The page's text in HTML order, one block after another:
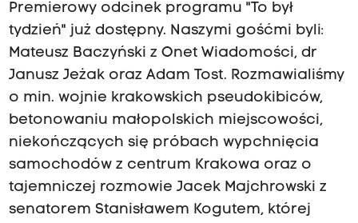
Premierowy odcinek programu "To był
tydzień" już dostępny. Naszymi gośćmi byli:
Mateusz Baczyński z Onet Wiadomości, dr
Janusz Jeżak oraz Adam Tost. Rozmawialiśmy
o min. wojnie krakowskich pseudokibiców,
betonowaniu małopolskich miejscowości,
niekończących się próbach wypchnięcia
samochodów z centrum Krakowa oraz o
tajemniczej rozmowie Jacek Majchrowski z
senatorem Stanisławem Kogutem, której